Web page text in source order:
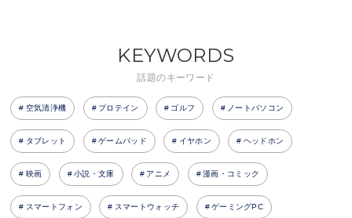
KEYWORDS
話題のキーワード
空気清浄機 プロテイン ゴルフ ノートパソコン
タブレット ゲームパッド イヤホン ヘッドホン
映画 小説・文庫 アニメ 漫画・コミック
スマートフォン スマートウォッチ ゲーミングPC